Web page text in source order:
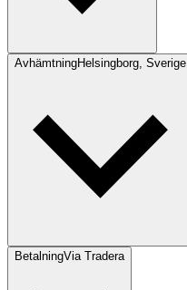
AvhämtningHelsingborg, Sverige
BetalningVia Tradera